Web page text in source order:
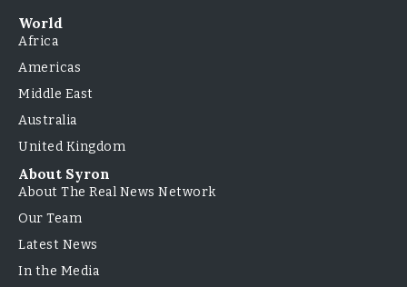
World
Africa
Americas
Middle East
Australia
United Kingdom
About Syron
About The Real News Network
Our Team
Latest News
In the Media